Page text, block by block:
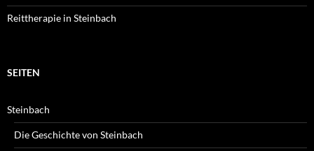
Reittherapie in Steinbach
SEITEN
Steinbach
Die Geschichte von Steinbach